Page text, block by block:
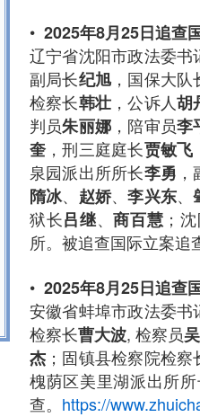
• 2025年8月25日追查
辽宁省沈阳市政法委书
副局长纪旭，国保大队
检察长韩壮 ，公诉人胡
判员朱丽娜 ，陪审员李
奎，刑三庭庭长贾敏飞
泉园派出所所长李勇
隋冰、 赵娇、李兴东、
狱长吕继、商百慧 ；
所。被追查国际立案追
• 2025年8月25日追查
安徽省蚌埠市政法委书
检察长曹大波, 检察员
杰 ；固镇县检察院检察
槐荫区美里湖派出所
查。 https://